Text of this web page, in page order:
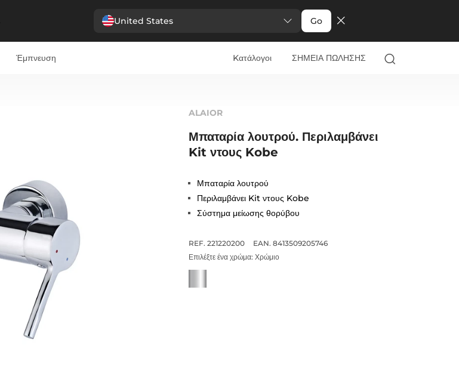
United States Go
Έμπνευση Kατάλογοι ΣΗΜΕΙΑ ΠΩΛΗΣΗΣ
ALAIOR
Μπαταρία λουτρού. Περιλαμβάνει
Kit ντους Kobe
Μπαταρία λουτρού
Περιλαμβάνει Kit ντους Kobe
Σύστημα μείωσης θορύβου
REF. 221220200
EAN. 8413509205746
Επιλέξτε ένα χρώμα: Χρώμιο